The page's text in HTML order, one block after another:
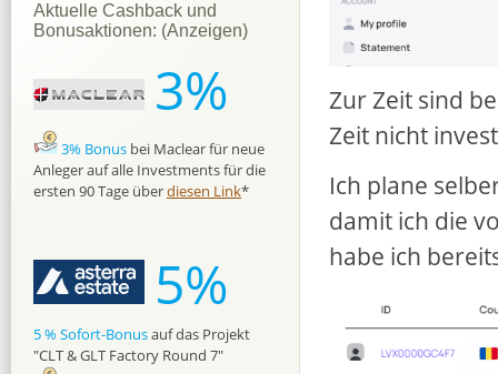
Zur Zeit sind
Zeit nicht
Ich plane
damit ich die
habe ich
Aktuelle Cashback und
Bonusaktionen: (Anzeigen)
3%
3% Bonus bei Maclear für neue
Anleger auf alle Investments für die
ersten 90 Tage überdiesen Link*
5%
5 % Sofort-Bonusauf das Projekt
"CLT & GLT Factory Round 7"